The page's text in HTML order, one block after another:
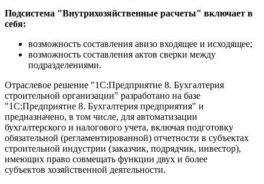
Подсистема "Внутрихозяйственные расчеты" включает в
себя:
возможность составления авизо входящее и исходящее;
возможность составления актов сверки между
подразделениями.
Отраслевое решение "1С:Предприятие 8. Бухгалтерия
строительной организации" разработано на базе
"1С:Предприятие 8. Бухгалтерия предприятия" и
предназначено, в том числе, для автоматизации
бухгалтерского и налогового учета, включая подготовку
обязательной (регламентированной) отчетности в субъектах
строительной индустрии (заказчик, подрядчик, инвестор),
имеющих право совмещать функции двух и более
субъектов хозяйственной деятельности.